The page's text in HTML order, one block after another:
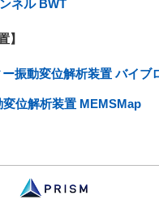
ネル BWT
】
振動変位解析装置 バイブ
位解析装置 MEMSMap